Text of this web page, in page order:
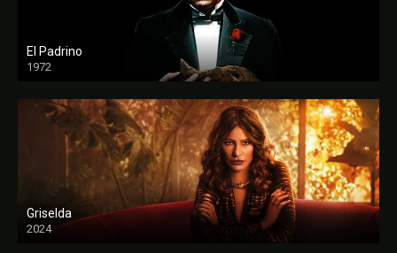
El Padrino
1972
FULL HD
Griselda
2024